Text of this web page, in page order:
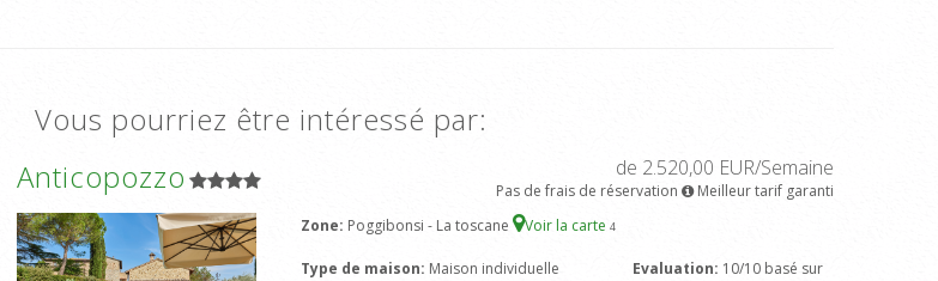
Vous pourriez être intéressé par:
Anticopozzo
de 2.520,00 EUR/Semaine
Pas de frais de réservation
Meilleur tarif garanti
Zone: Poggibonsi - La toscane Voir la carte 4
Type de maison: Maison individuelle
Evaluation: 10/10 basé sur